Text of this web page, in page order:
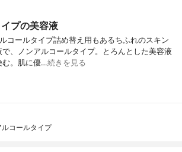
プの美容液
コールタイプ詰め替え用もあるちふれのスキン
、ノンアルコールタイプ。とろんとした美容液
む。肌に優…続きを見る
コールタイプ